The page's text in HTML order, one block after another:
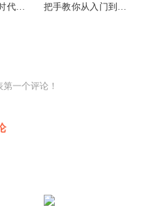
代红
把手教你从入门到精
一个评论！